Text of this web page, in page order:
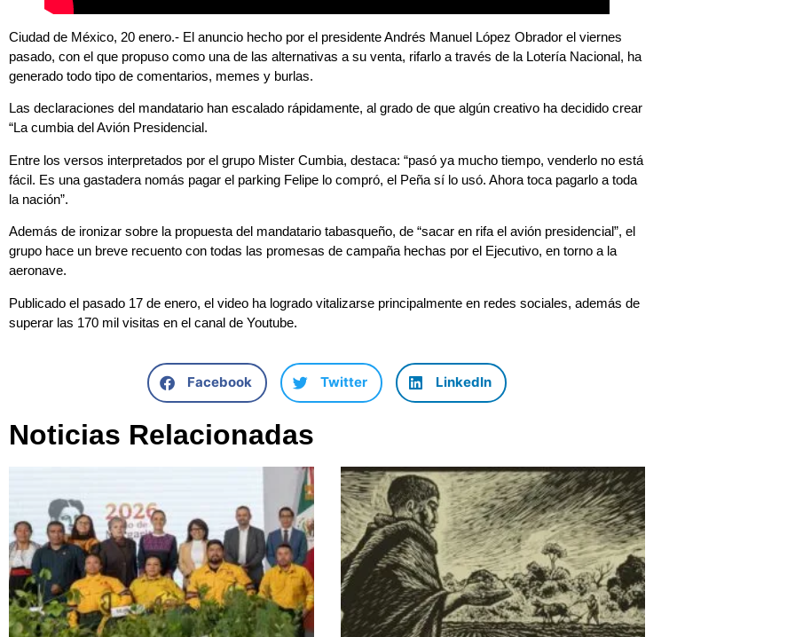
Ciudad de México, 20 enero.- El anuncio hecho por el presidente Andrés Manuel López Obrador el viernes
pasado, con el que propuso como una de las alternativas a su venta, rifarlo a través de la Lotería Nacional, ha
generado todo tipo de comentarios, memes y burlas.
Las declaraciones del mandatario han escalado rápidamente, al grado de que algún creativo ha decidido crear
“La cumbia del Avión Presidencial.
Entre los versos interpretados por el grupo Mister Cumbia, destaca: “pasó ya mucho tiempo, venderlo no está
fácil. Es una gastadera nomás pagar el parking Felipe lo compró, el Peña sí lo usó. Ahora toca pagarlo a toda
la nación”.
Además de ironizar sobre la propuesta del mandatario tabasqueño, de “sacar en rifa el avión presidencial”, el
grupo hace un breve recuento con todas las promesas de campaña hechas por el Ejecutivo, en torno a la
aeronave.
Publicado el pasado 17 de enero, el video ha logrado vitalizarse principalmente en redes sociales, además de
superar las 170 mil visitas en el canal de Youtube.
Facebook Twitter LinkedIn
Noticias Relacionadas